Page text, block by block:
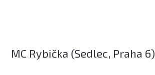
MC Rybička (Sedlec, Praha 6)